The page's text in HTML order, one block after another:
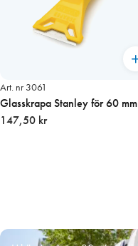
Art. nr 3061
Glasskrapa Stanley för 60 mm
blad (Gul)
147,50 kr